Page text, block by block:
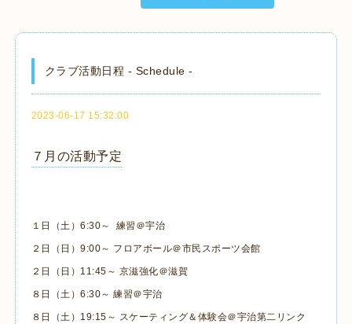
クラブ活動日程 - Schedule -
2023-06-17 15:32:00
７月の活動予定
１日（土）6:30～ 練習＠宇治
２日（日）9:00～ フロアボール＠市民スポーツ会館
２日（日）11:45～ 京滋強化＠滋賀
８日（土）6:30～ 練習＠宇治
８日（土）19:15～ スケーティング＆体験会＠宇治第二リンク